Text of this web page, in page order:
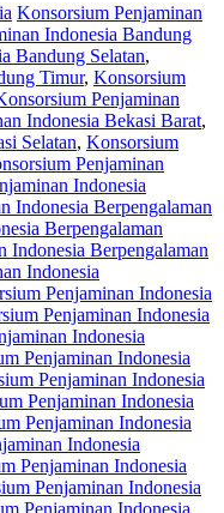
Konsorsium Penjaminan
Indonesia Bandung
Bandung Selatan,
Timur, Konsorsium
Penjaminan
Indonesia Bekasi Barat,
Selatan, Konsorsium
Penjaminan
Indonesia
Indonesia Berpengalaman
Berpengalaman
Indonesia Berpengalaman
Indonesia
Penjaminan Indonesia
Penjaminan Indonesia
Indonesia
Penjaminan Indonesia
Penjaminan Indonesia
Penjaminan Indonesia
Penjaminan Indonesia
Indonesia
Penjaminan Indonesia
Penjaminan Indonesia
Penjaminan Indonesia